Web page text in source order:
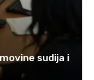
sudija i